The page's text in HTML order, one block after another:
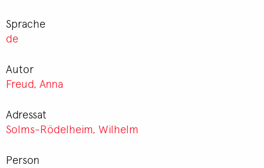
Sprache
de
Autor
Freud, Anna
Adressat
Solms-Rödelheim, Wilhelm
Person